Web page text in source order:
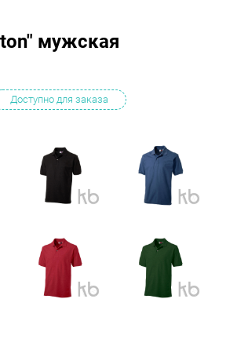
мужская
Доступно для заказа